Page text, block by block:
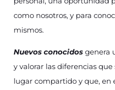
como nosotros, y para
mismos.
Nuevos conocidos genera
y valorar las diferencias
lugar compartido y que, en